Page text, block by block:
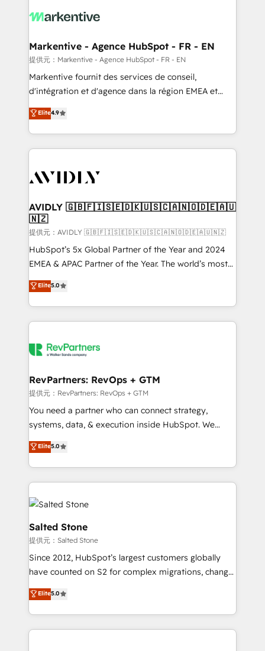
HubSpot大百科 出版 CRM・AI活用に関するご相談、現
せください。
results, fast. ⚙️CRM & RevOps: Align all Hubs to your
🎯Demand Gen & ABM: Drive pipeline with inbound,
ABM, AEO, SEO, & paid media. 👩‍💻Web Design:
Build high-performing websites with UX, messaging,
& conversion strategy that drive results. 🤖AI
AI, & maximize AEO with tailored AI services. 🧩
Integrations: Extend HubSpot with custom
Markentive - Agence HubSpot - FR - EN
提供元：Markentive - Agence HubSpot - FR - EN
Markentive fournit des services de conseil,
d'intégration et d'agence dans la région EMEA et
North America. Avec plus de 115 experts en
marketing automation, Growth, Revops, CRM et
webdesign. Markentive is both a consulting firm, a
digital agency and an integrator. With over 115
CRM and webdesign (We focus on EMEA - USA
Elite4.9
AVIDLY 🇬🇧🇫🇮🇸🇪🇩🇰🇺🇸🇨🇦🇳🇴🇩🇪🇦🇺
🇳🇿
提供元：AVIDLY 🇬🇧🇫🇮🇸🇪🇩🇰🇺🇸🇨🇦🇳🇴🇩🇪🇦🇺🇳🇿
HubSpot’s 5x Global Partner of the Year and 2024
EMEA & APAC Partner of the Year. The world’s most
experienced and fully accredited HubSpot Solutions
Partner. 🚀 With 2,750+ HubSpot projects delivered
and 370+ specialists across EMEA, APAC and NAM,
we de-risk complex CRM programmes and
multi-region migrations to AI-powered automation,
scale. 🏆 HubSpot’s CEO called us “the partner of the
future.” Others agree it is proof of trust built through
measurable impact.
Elite5.0
RevPartners: RevOps + GTM
提供元：RevPartners: RevOps + GTM
You need a partner who can connect strategy,
systems, data, & execution inside HubSpot. We
bridge the gap where most agencies fall short by
combining GTM strategy with technical execution to
solve the right problem with the right solution. As the
only firm in the world to hold Elite Partner
Accreditations with both HubSpot and Clay, our
clients gain a unique advantage in CRM architecture,
pipeline generation, data intelligence, and go-to-
market execution. Why B2B Businesses Choose RP: -
Secure: Soc2 compliant 🛡️ - Pricing: Implementations
starting at $1,5k 💵 - Speed: Launch in 14 days ⚡ -
Scale: Fastest tiering Elite HubSpot Partner 🪴 -
Elite5.0
Salted Stone
提供元：Salted Stone
Since 2012, HubSpot’s largest customers globally
have counted on S2 for complex migrations, change
management, systems integration, and creative
solutions that deliver measurable impact and
transform brand experiences As one of the few full-
service creative agencies in the HubSpot
Elite5.0